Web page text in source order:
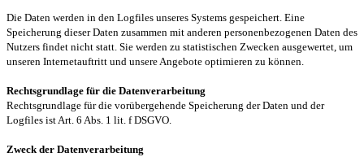
Die Daten werden in den Logfiles unseres Systems gespeichert. Eine
Speicherung dieser Daten zusammen mit anderen personenbezogenen Daten des
Nutzers findet nicht statt. Sie werden zu statistischen Zwecken ausgewertet, um
unseren Internetauftritt und unsere Angebote optimieren zu können.
Rechtsgrundlage für die Datenverarbeitung
Rechtsgrundlage für die vorübergehende Speicherung der Daten und der
Logfiles ist Art. 6 Abs. 1 lit. f DSGVO.
Zweck der Datenverarbeitung